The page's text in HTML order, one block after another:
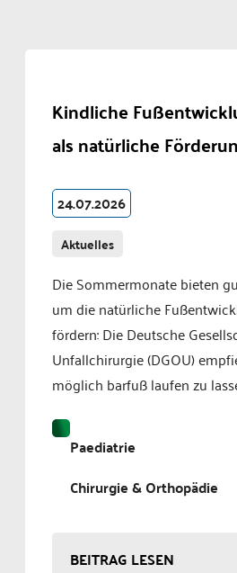
Kindliche
als natürliche
24.07.2026
Aktuelles
Die Sommermonate bieten
um die natürliche
fördern: Die Deutsche
Unfallchirurgie (DGOU)
möglich barfuß laufen zu
Paediatrie
Chirurgie & Orthopädie
BEITRAG LESEN